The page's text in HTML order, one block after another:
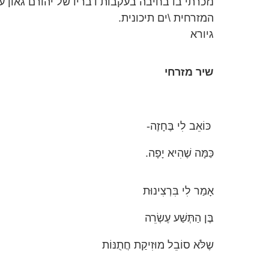
המזרחית \ים תיכונית.
גיורא
שיר מזרחי
כּוֹאֵב לִי בֶּחָזֶה-
כַּמָּה שֶׁהִיא יָפָה.
אָמַר לִי בִּרְצִינוּת
בֶּן הַתְּשַׁע עֶשְׂרֵה
שֶלֹּא סוֹבֵל מוּזִיקַת חֲתֻנּוֹת